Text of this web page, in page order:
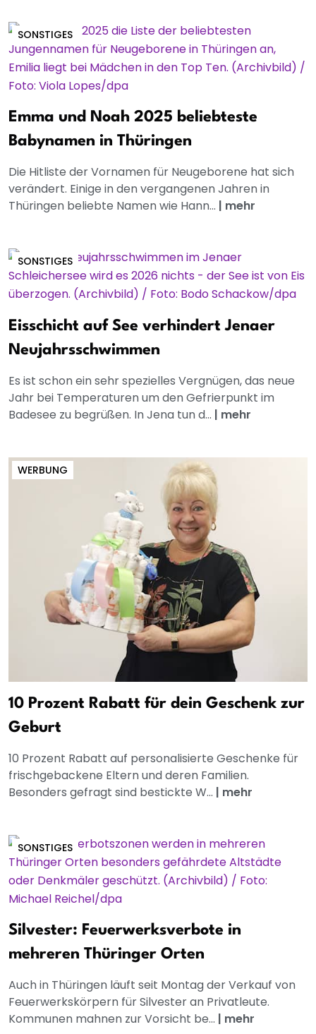
SONSTIGES
Emma und Noah 2025 beliebteste
Babynamen in Thüringen
Die Hitliste der Vornamen für Neugeborene hat sich
verändert. Einige in den vergangenen Jahren in
Thüringen beliebte Namen wie Hann... | mehr
SONSTIGES
Eisschicht auf See verhindert Jenaer
Neujahrsschwimmen
Es ist schon ein sehr spezielles Vergnügen, das neue
Jahr bei Temperaturen um den Gefrierpunkt im
Badesee zu begrüßen. In Jena tun d... | mehr
WERBUNG
10 Prozent Rabatt für dein Geschenk zur
Geburt
10 Prozent Rabatt auf personalisierte Geschenke für
frischgebackene Eltern und deren Familien.
Besonders gefragt sind bestickte W... | mehr
SONSTIGES
Silvester: Feuerwerksverbote in
mehreren Thüringer Orten
Auch in Thüringen läuft seit Montag der Verkauf von
Feuerwerkskörpern für Silvester an Privatleute.
Kommunen mahnen zur Vorsicht be... | mehr